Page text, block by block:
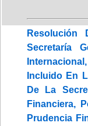
Secretaría
Incluido En
De La
Financiera,
Prudencia